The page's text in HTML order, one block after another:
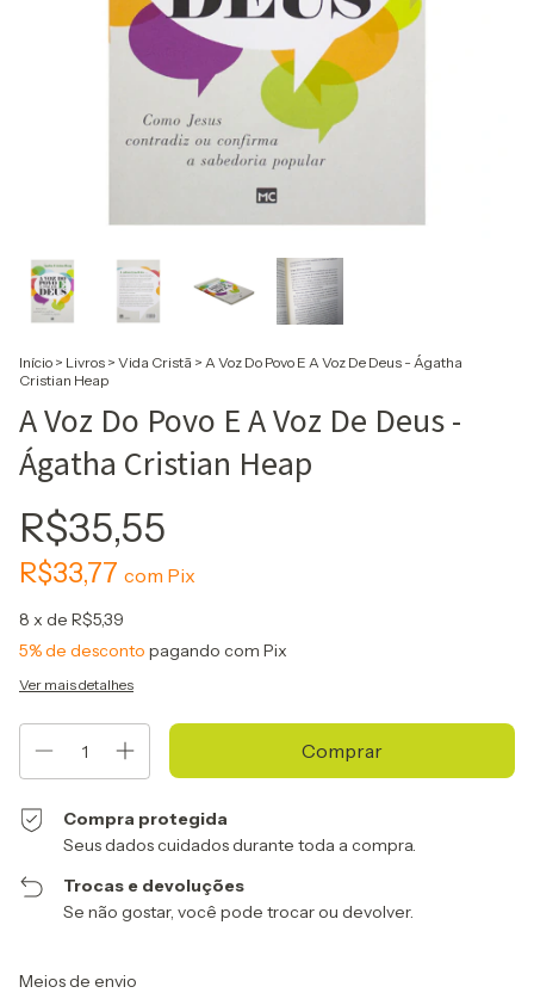
Início > Livros > Vida Cristã > A Voz Do Povo E A Voz De Deus - Ágatha
Cristian Heap
A Voz Do Povo E A Voz De Deus -
Ágatha Cristian Heap
R$35,55
R$33,77 com Pix
8 x de R$5,39
5% de desconto pagando com Pix
Ver mais detalhes
Compra protegida
Seus dados cuidados durante toda a compra.
Trocas e devoluções
Se não gostar, você pode trocar ou devolver.
Entregas para o CEP:
Meios de envio